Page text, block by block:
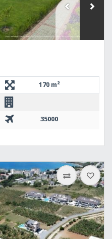
170 m²
35000